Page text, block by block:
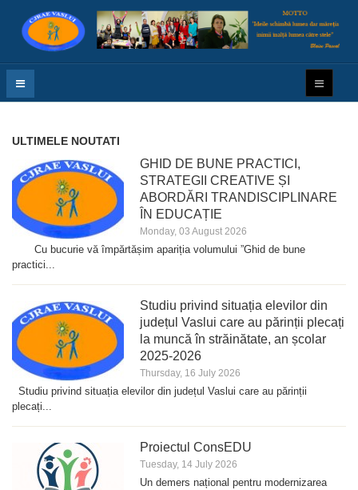
ULTIMELE NOUTATI
GHID DE BUNE PRACTICI,
STRATEGII CREATIVE ȘI
ABORDĂRI TRANDISCIPLINARE
ÎN EDUCAȚIE
Monday, 03 August 2026
Cu bucurie vă împărtășim apariția volumului ”Ghid de bune
practici...
Studiu privind situația elevilor din
județul Vaslui care au părinții plecați
la muncă în străinătate, an școlar
2025-2026
Thursday, 16 July 2026
Studiu privind situația elevilor din județul Vaslui care au părinții
plecați...
Proiectul ConsEDU
Tuesday, 14 July 2026
Un demers național pentru modernizarea